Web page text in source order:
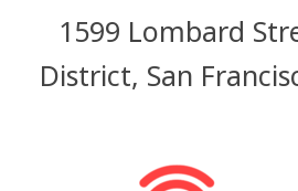
1599 Lombard
District, San